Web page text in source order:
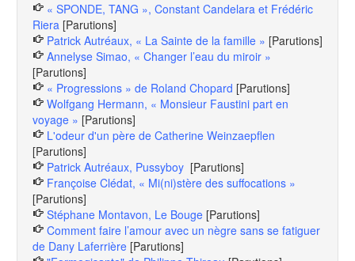
« SPONDE, TANG », Constant Candelara et Frédéric
Riera [Parutions]
Patrick Autréaux, « La Sainte de la famille » [Parutions]
Annelyse Simao, « Changer l’eau du miroir »
[Parutions]
« Progressions » de Roland Chopard [Parutions]
Wolfgang Hermann, « Monsieur Faustini part en
voyage » [Parutions]
L'odeur d'un père de Catherine Weinzaepflen
[Parutions]
Patrick Autréaux, Pussyboy [Parutions]
Françoise Clédat, « Mi(ni)stère des suffocations »
[Parutions]
Stéphane Montavon, Le Bouge [Parutions]
Comment faire l’amour avec un nègre sans se fatiguer
de Dany Laferrière [Parutions]